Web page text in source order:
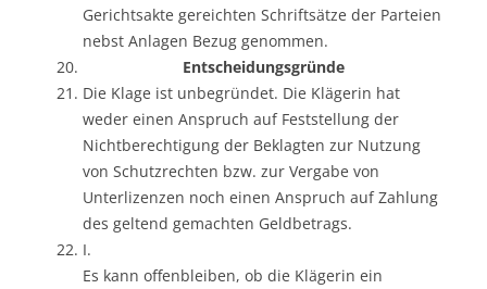
Gerichtsakte gereichten Schriftsätze der Parteien
nebst Anlagen Bezug genommen.
Entscheidungsgründe
Die Klage ist unbegründet. Die Klägerin hat
weder einen Anspruch auf Feststellung der
Nichtberechtigung der Beklagten zur Nutzung
von Schutzrechten bzw. zur Vergabe von
Unterlizenzen noch einen Anspruch auf Zahlung
des geltend gemachten Geldbetrags.
I.
Es kann offenbleiben, ob die Klägerin ein